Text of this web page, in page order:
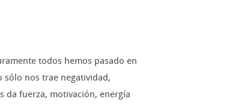
todos hemos pasado en
sólo nos trae negatividad,
da fuerza, motivación, energía